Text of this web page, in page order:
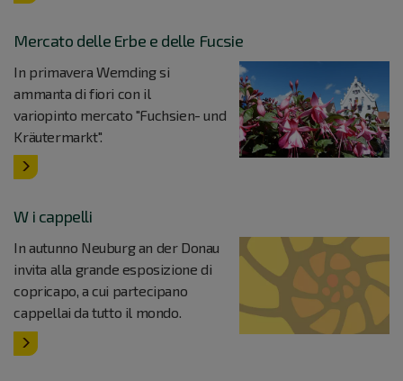
Mercato delle Erbe e delle Fucsie
In primavera Wemding si
ammanta di fiori con il
variopinto mercato "Fuchsien- und
Kräutermarkt".
W i cappelli
In autunno Neuburg an der Donau
invita alla grande esposizione di
copricapo, a cui partecipano
cappellai da tutto il mondo.